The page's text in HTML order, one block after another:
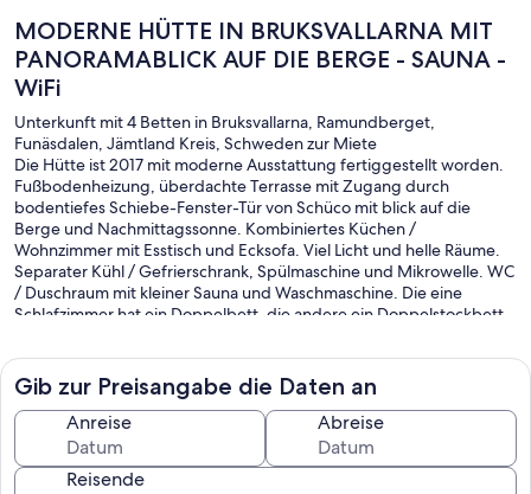
MODERNE HÜTTE IN BRUKSVALLARNA MIT
PANORAMABLICK AUF DIE BERGE - SAUNA -
WiFi
Unterkunft mit 4 Betten in Bruksvallarna, Ramundberget,
Funäsdalen, Jämtland Kreis, Schweden zur Miete
Die Hütte ist 2017 mit moderne Ausstattung fertiggestellt worden.
Fußbodenheizung, überdachte Terrasse mit Zugang durch
bodentiefes Schiebe-Fenster-Tür von Schüco mit blick auf die
Berge und Nachmittagssonne. Kombiniertes Küchen /
Wohnzimmer mit Esstisch und Ecksofa. Viel Licht und helle Räume.
Separater Kühl / Gefrierschrank, Spülmaschine und Mikrowelle. WC
/ Duschraum mit kleiner Sauna und Waschmaschine. Die eine
Schlafzimmer hat ein Doppelbett, die andere ein Doppelstockbett.
Gib zur Preisangabe die Daten an
Anreise Abreise
Reisende